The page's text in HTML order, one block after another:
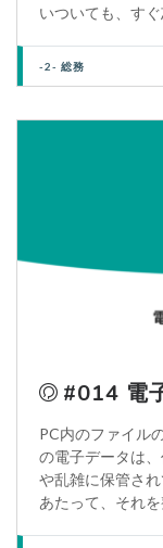
いついても、すぐ
-2- 総務
#014 電
PC内のファイル
の電子データは
や乱雑に保管さ
あたって、それ